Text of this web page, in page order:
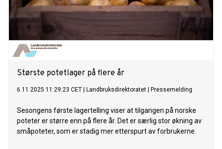
Største potetlager på flere år
6.11.2025 11:29:23 CET Landbruksdirektoratet Pressemelding
Sesongens første lagertelling viser at tilgangen på norske
poteter er større enn på flere år. Det er særlig stor økning av
småpoteter, som er stadig mer etterspurt av forbrukerne.